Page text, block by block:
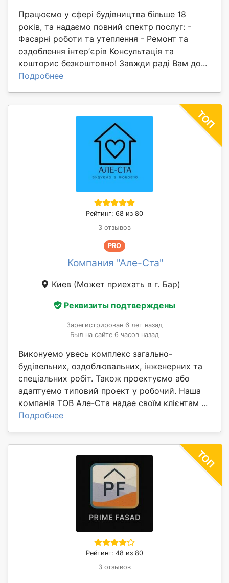
Працюємо у сфері будівництва більше 18
років, та надаємо повний спектр послуг: -
Фасарні роботи та утеплення - Ремонт та
оздоблення інтерʼєрів Консультація та
кошторис безкоштовно! Завжди раді Вам до...
Подробнее
Рейтинг: 68 из 80
3 отзывов
PRO
Компания "Але-Ста"
Киев (Может приехать в г. Бар)
Реквизиты подтверждены
Зарегистрирован 6 лет назад
Был на сайте 6 часов назад
Виконуемо увесь комплекс загально-
будівельних, оздоблювальних, інженерних та
спеціальних робіт. Також проектуємо або
адаптуемо типовий проект у робочий. Наша
компанія ТОВ Але-Ста надае своїм клієнтам ...
Подробнее
Рейтинг: 48 из 80
3 отзывов